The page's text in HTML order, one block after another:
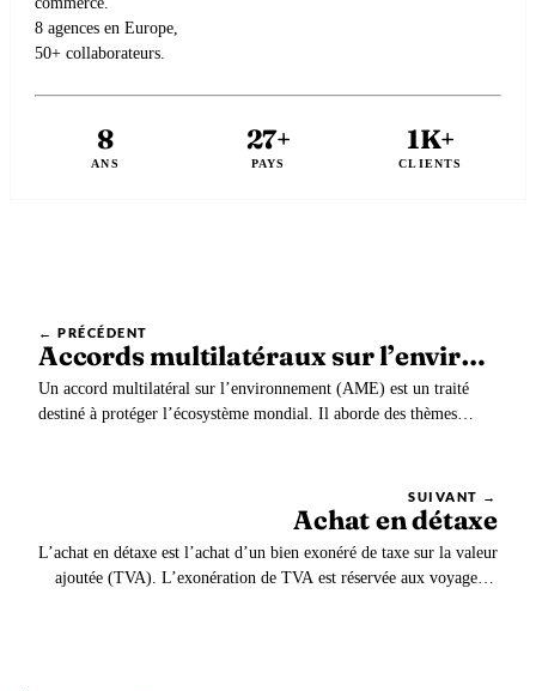
8 agences en Europe,
50+ collaborateurs.
8
ANS
27+
PAYS
1K+
CLIENTS
← PRÉCÉDENT
Accords multilatéraux sur l’environnement (AME)
Un accord multilatéral sur l’environnement (AME) est un traité
destiné à protéger l’écosystème mondial. Il aborde des thèmes
SUIVANT →
Achat en détaxe
L’achat en détaxe est l’achat d’un bien exonéré de taxe sur la valeur
ajoutée (TVA). L’exonération de TVA est réservée aux voyageurs